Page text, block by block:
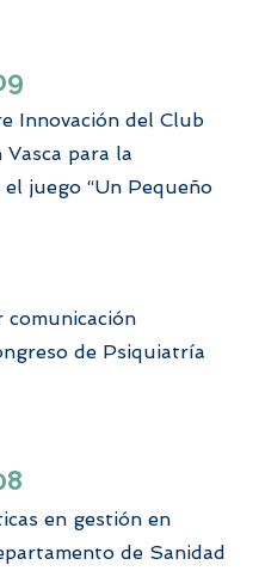
Innovación del Club
para la
juego “Un Pequeño
comunicación
de Psiquiatría
en gestión en
de Sanidad